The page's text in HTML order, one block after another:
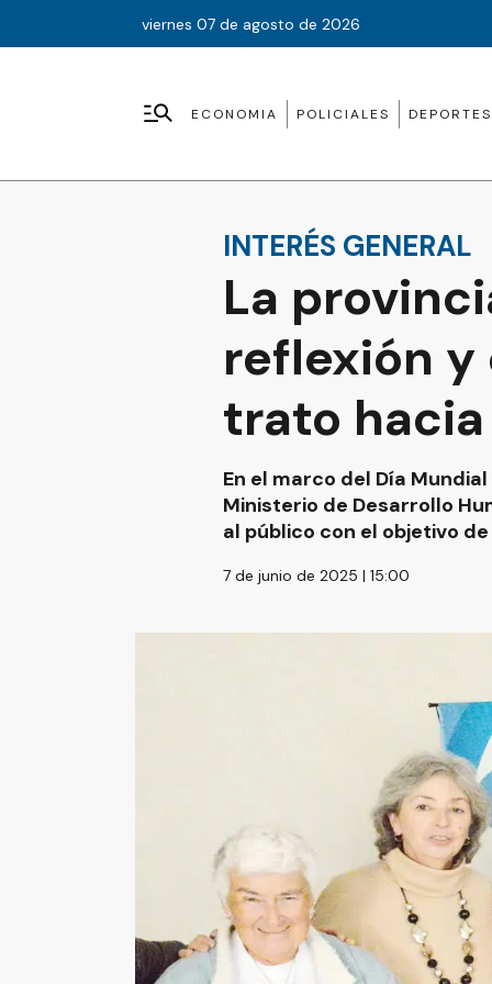
viernes 07 de agosto de 2026
ECONOMIA POLICIALES DEPORTES
INTERÉS GENERAL
La
reflexión
trato
En el marco del Día
Ministerio de Desarrollo
al público con el objetivo
7 de junio de 2025 | 15:00